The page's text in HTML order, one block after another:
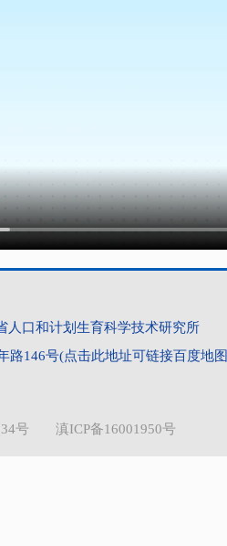
人口和计划生育科学技术研究所
路146号(点击此地址可链接百度地
号 滇ICP备16001950号